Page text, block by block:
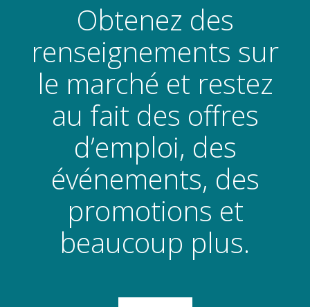
Obtenez des
renseignements sur
le marché et restez
au fait des offres
d’emploi, des
événements, des
promotions et
beaucoup plus.